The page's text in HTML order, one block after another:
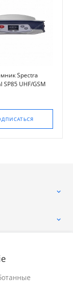
Spectra
SP85 UHF/GSM